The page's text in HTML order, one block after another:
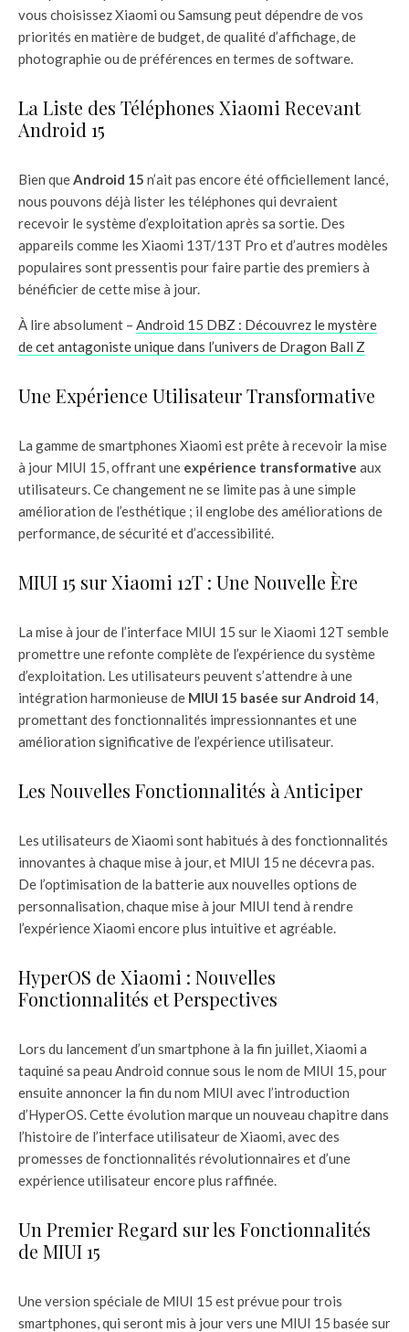
vous choisissez Xiaomi ou Samsung peut dépendre de vos
priorités en matière de budget, de qualité d’affichage, de
photographie ou de préférences en termes de software.
La Liste des Téléphones Xiaomi Recevant
Android 15
Bien queAndroid 15 n’ait pas encore été officiellement lancé,
nous pouvons déjà lister les téléphones qui devraient
recevoir le système d’exploitation après sa sortie. Des
appareils comme les Xiaomi 13T/13T Pro et d’autres modèles
populaires sont pressentis pour faire partie des premiers à
bénéficier de cette mise à jour.
À lire absolument – Android 15 DBZ : Découvrez le mystère
de cet antagoniste unique dans l’univers de Dragon Ball Z
Une Expérience Utilisateur Transformative
La gamme de smartphones Xiaomi est prête à recevoir la mise
à jour MIUI 15, offrant une expérience transformative aux
utilisateurs. Ce changement ne se limite pas à une simple
amélioration de l’esthétique ; il englobe des améliorations de
performance, de sécurité et d’accessibilité.
MIUI 15 sur Xiaomi 12T : Une Nouvelle Ère
La mise à jour de l’interface MIUI 15 sur le Xiaomi 12T semble
promettre une refonte complète de l’expérience du système
d’exploitation. Les utilisateurs peuvent s’attendre à une
intégration harmonieuse de MIUI 15 basée sur Android 14,
promettant des fonctionnalités impressionnantes et une
amélioration significative de l’expérience utilisateur.
Les Nouvelles Fonctionnalités à Anticiper
Les utilisateurs de Xiaomi sont habitués à des fonctionnalités
innovantes à chaque mise à jour, et MIUI 15 ne décevra pas.
De l’optimisation de la batterie aux nouvelles options de
personnalisation, chaque mise à jour MIUI tend à rendre
l’expérience Xiaomi encore plus intuitive et agréable.
HyperOS de Xiaomi : Nouvelles
Fonctionnalités et Perspectives
Lors du lancement d’un smartphone à la fin juillet, Xiaomi a
taquiné sa peau Android connue sous le nom de MIUI 15, pour
ensuite annoncer la fin du nom MIUI avec l’introduction
d’HyperOS. Cette évolution marque un nouveau chapitre dans
l’histoire de l’interface utilisateur de Xiaomi, avec des
promesses de fonctionnalités révolutionnaires et d’une
expérience utilisateur encore plus raffinée.
Un Premier Regard sur les Fonctionnalités
de MIUI 15
Une version spéciale de MIUI 15 est prévue pour trois
smartphones, qui seront mis à jour vers une MIUI 15 basée sur